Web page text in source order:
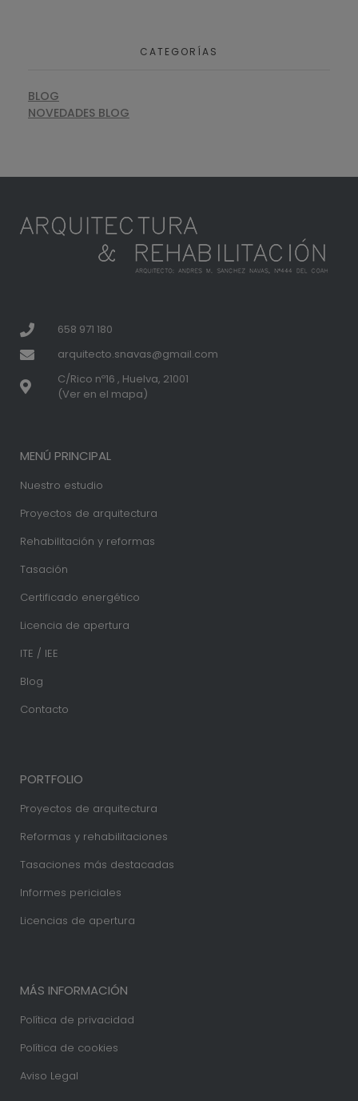
CATEGORÍAS
BLOG
NOVEDADES BLOG
658 971 180
arquitecto.snavas@gmail.com
C/Rico nº16 , Huelva, 21001
(Ver en el mapa)
MENÚ PRINCIPAL
Nuestro estudio
Proyectos de arquitectura
Rehabilitación y reformas
Tasación
Certificado energético
Licencia de apertura
ITE / IEE
Blog
Contacto
PORTFOLIO
Proyectos de arquitectura
Reformas y rehabilitaciones
Tasaciones más destacadas
Informes periciales
Licencias de apertura
MÁS INFORMACIÓN
Política de privacidad
Política de cookies
Aviso Legal